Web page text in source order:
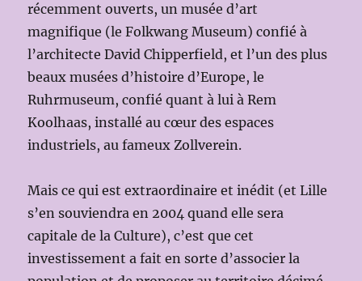
récemment ouverts, un musée d’art
magnifique (le Folkwang Museum) confié à
l’architecte David Chipperfield, et l’un des plus
beaux musées d’histoire d’Europe, le
Ruhrmuseum, confié quant à lui à Rem
Koolhaas, installé au cœur des espaces
industriels, au fameux Zollverein.
Mais ce qui est extraordinaire et inédit (et Lille
s’en souviendra en 2004 quand elle sera
capitale de la Culture), c’est que cet
investissement a fait en sorte d’associer la